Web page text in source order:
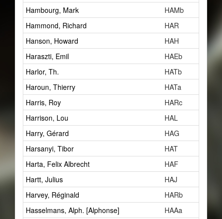
Hambourg, Mark
HAMb
Hammond, Richard
HAR
Hanson, Howard
HAH
Haraszti, Emil
HAEb
Harlor, Th.
HATb
Haroun, Thierry
HATa
Harris, Roy
HARc
Harrison, Lou
HAL
Harry, Gérard
HAG
Harsanyi, Tibor
HAT
Harta, Felix Albrecht
HAF
Hartt, Julius
HAJ
Harvey, Réginald
HARb
Hasselmans, Alph. [Alphonse]
HAAa